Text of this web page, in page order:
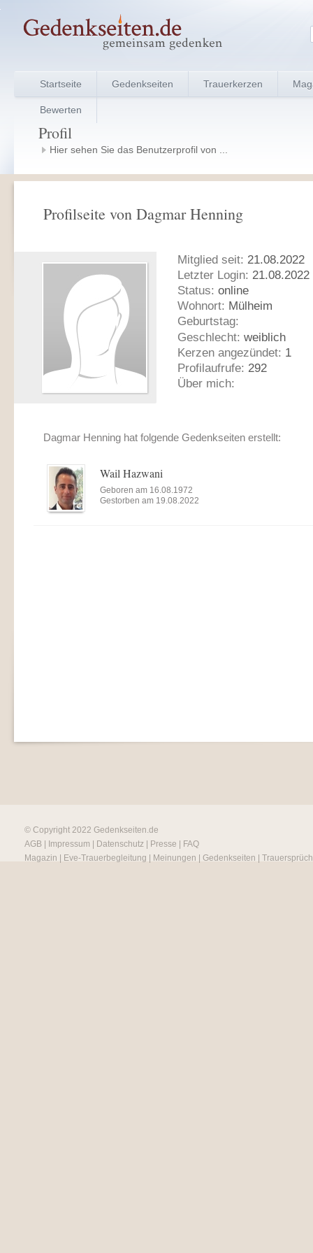
Startseite Gedenkseiten Trauerkerzen
Bewerten
Profil
Hier sehen Sie das Benutzerprofil von ...
Profilseite von Dagmar Henning
Mitglied seit: 21.08.2022
Letzter Login:
Status: online
Wohnort: Mülheim
Geburtstag:
Geschlecht: weiblich
Kerzen angezündet: 1
Profilaufrufe: 292
Über mich:
Dagmar Henning hat folgende Gedenkseiten erstellt:
Wail Hazwani
Geboren am 16.08.1972
Gestorben am 19.08.2022
© Copyright 2022 Gedenkseiten.de
AGB
Impressum Datenschutz Presse
FAQ
Magazin
Eve-Trauerbegleitung Meinungen Gedenkseiten